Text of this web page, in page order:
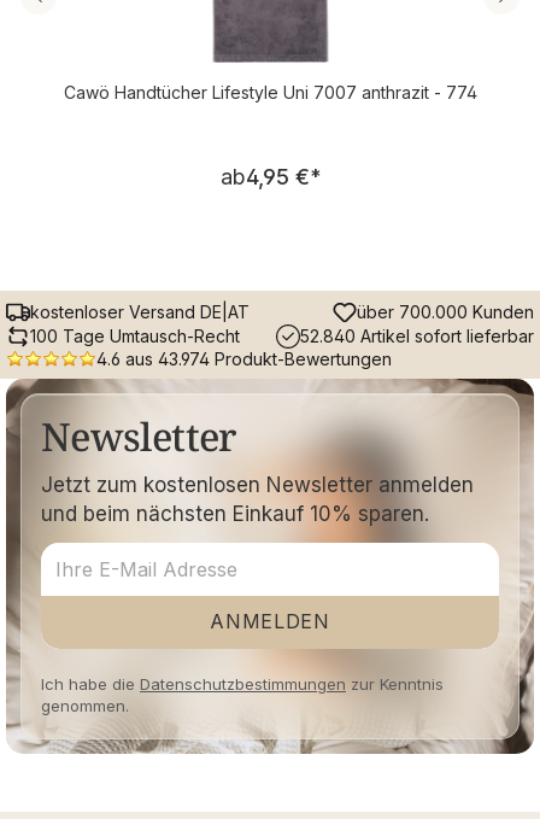
Cawö Handtücher Lifestyle Uni 7007 anthrazit - 774
Regulärer Preis:
ab4,95 €*
kostenloser Versand DE|AT
über 700.000 Kunden
100 Tage Umtausch-Recht
52.840 Artikel sofort lieferbar
4.6 aus 43.974 Produkt-Bewertungen
Newsletter
Jetzt zum kostenlosen Newsletter anmelden
und beim nächsten Einkauf 10% sparen.
ANMELDEN
Ich habe die Datenschutzbestimmungen zur Kenntnis
genommen.